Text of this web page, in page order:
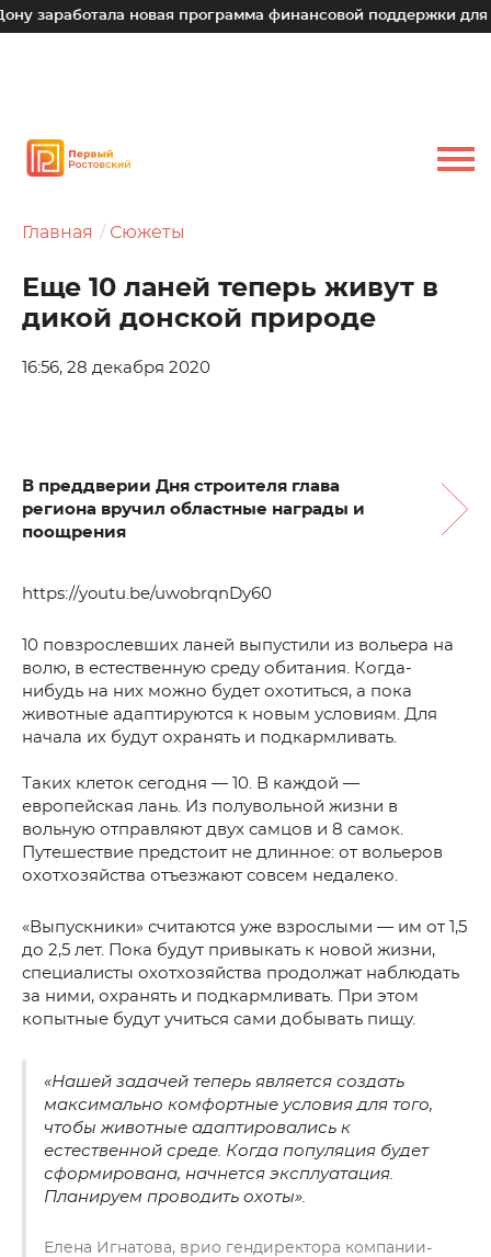
новая программа финансовой поддержки для малых
Главная Сюжеты
Еще 10 ланей теперь живут в
дикой донской природе
16:56, 28 декабря 2020
В преддверии Дня строителя глава
региона вручил областные награды и
поощрения
https://youtu.be/uwobrqnDy60
10 повзрослевших ланей выпустили из вольера на
волю, в естественную среду обитания. Когда-
нибудь на них можно будет охотиться, а пока
животные адаптируются к новым условиям. Для
начала их будут охранять и подкармливать.
Таких клеток сегодня — 10. В каждой —
европейская лань. Из полувольной жизни в
вольную отправляют двух самцов и 8 самок.
Путешествие предстоит не длинное: от вольеров
охотхозяйства отъезжают совсем недалеко.
«Выпускники» считаются уже взрослыми — им от 1,5
до 2,5 лет. Пока будут привыкать к новой жизни,
специалисты охотхозяйства продолжат наблюдать
за ними, охранять и подкармливать. При этом
копытные будут учиться сами добывать пищу.
«Нашей задачей теперь является создать
максимально комфортные условия для того,
чтобы животные адаптировались к
естественной среде. Когда популяция будет
сформирована, начнется эксплуатация.
Планируем проводить охоты».
Елена Игнатова, врио гендиректора компании-